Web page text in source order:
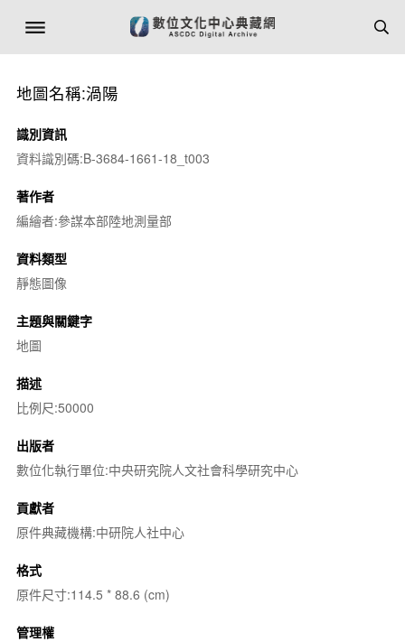
地圖名稱:渦陽
識別資訊
資料識別碼:B-3684-1661-18_t003
著作者
編繪者:參謀本部陸地測量部
資料類型
靜態圖像
主題與關鍵字
地圖
描述
比例尺:50000
出版者
數位化執行單位:中央研究院人文社會科學研究中心
貢獻者
原件典藏機構:中研院人社中心
格式
原件尺寸:114.5 * 88.6 (cm)
管理權